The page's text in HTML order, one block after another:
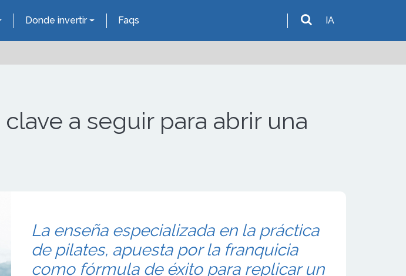
Donde invertir Faqs IA
a seguir para abrir una
La enseña especializada en la práctica
de pilates, apuesta por la franquicia
como fórmula de éxito para replicar un